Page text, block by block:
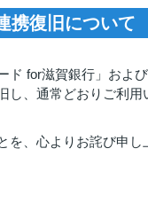
携復旧について
for滋賀銀行」およ
、通常どおりご利用
、心よりお詫び申し